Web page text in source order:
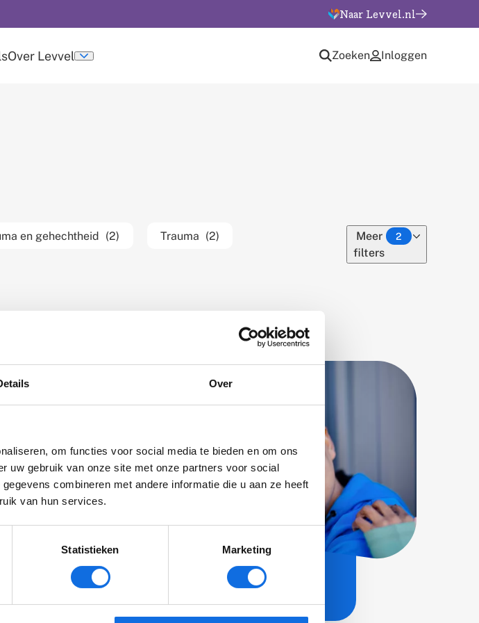
Over
om functies voor social media te bieden en om ons
uw gebruik van onze site met onze partners voor social
combineren met andere informatie die u aan ze heeft
van hun services.
Statistieken Marketing
Over Levvel
Submenu
Zoeken Inloggen
Naar Levvel.nl
en gehechtheid (2) Trauma (2)
Meer
filters
2
Schrijf je in voor onze nieuwsbrief!